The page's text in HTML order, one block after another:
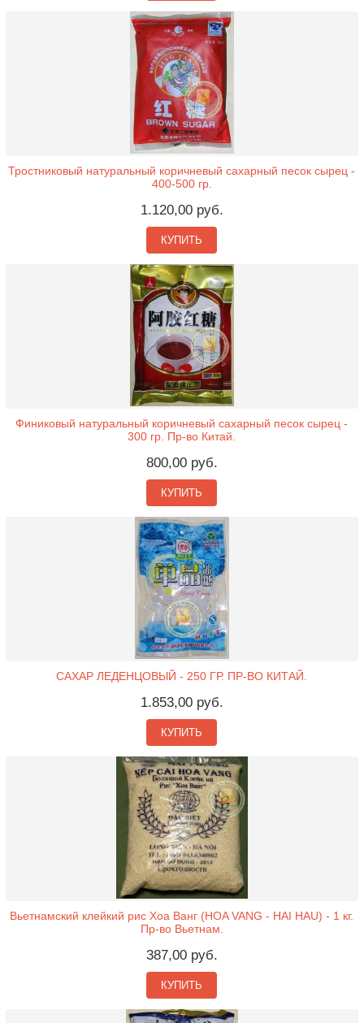
Тростниковый натуральный коричневый сахарный песок сырец -
400-500 гр.
1.120,00 руб.
КУПИТЬ
Финиковый натуральный коричневый сахарный песок сырец -
300 гр. Пр-во Китай.
800,00 руб.
КУПИТЬ
САХАР ЛЕДЕНЦОВЫЙ - 250 ГР. ПР-ВО КИТАЙ.
1.853,00 руб.
КУПИТЬ
Вьетнамский клейкий рис Хоа Ванг (HOA VANG - HAI HAU) - 1 кг.
Пр-во Вьетнам.
387,00 руб.
КУПИТЬ